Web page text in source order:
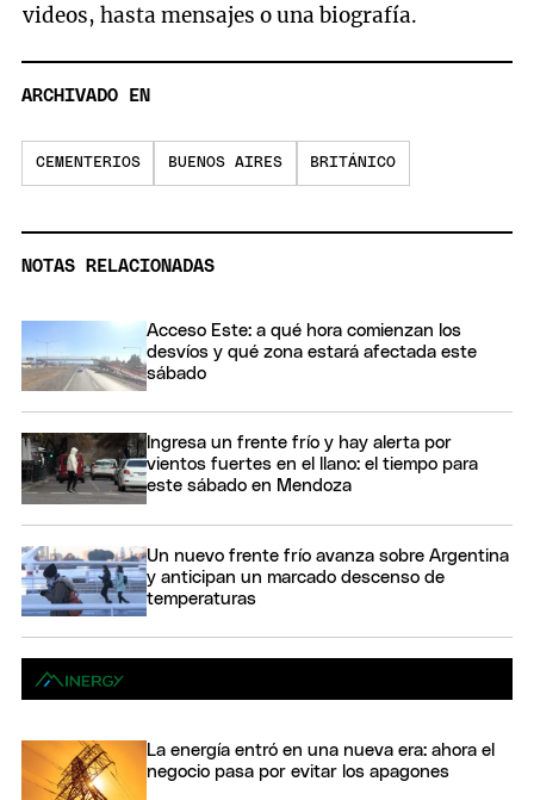
videos, hasta mensajes o una biografía.
ARCHIVADO EN
CEMENTERIOS BUENOS AIRES BRITÁNICO
NOTAS RELACIONADAS
Acceso Este: a qué hora comienzan los
desvíos y qué zona estará afectada este
sábado
Ingresa un frente frío y hay alerta por
vientos fuertes en el llano: el tiempo para
este sábado en Mendoza
Un nuevo frente frío avanza sobre Argentina
y anticipan un marcado descenso de
temperaturas
La energía entró en una nueva era: ahora el
negocio pasa por evitar los apagones